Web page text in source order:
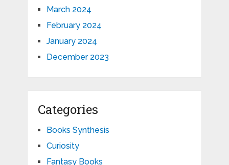
March 2024
February 2024
January 2024
December 2023
Categories
Books Synthesis
Curiosity
Fantasy Books